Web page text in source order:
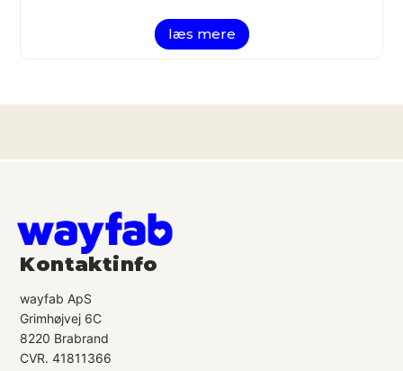
læs mere
Kontaktinfo
wayfab ApS
Grimhøjvej 6C
8220 Brabrand
CVR. 41811366